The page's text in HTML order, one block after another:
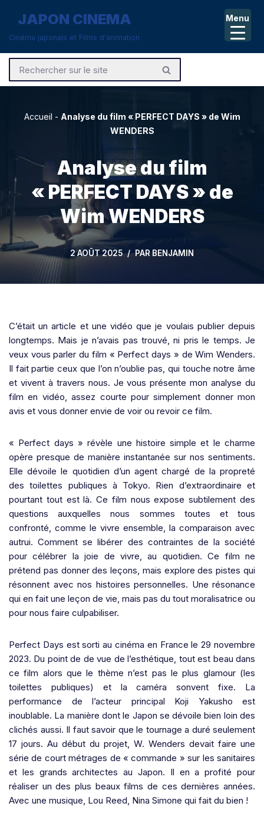
Aller
contenu
JAPON CINEMA
Cinéma japonais et Films d'animation
Accueil - Analyse du film « PERFECT DAYS » de Wim
WENDERS
Analyse du film
« PERFECT DAYS » de
Wim WENDERS
2 AOÛT 2025 PAR BENJAMIN
C’était un article et une vidéo que je voulais publier depuis
longtemps. Mais je n’avais pas trouvé, ni pris le temps. Je
veux vous parler du film « Perfect days » de Wim Wenders.
Il fait partie ceux que l’on n’oublie pas, qui touche notre âme
et vivent à travers nous. Je vous présente mon analyse du
film en vidéo, assez courte pour simplement donner mon
avis et vous donner envie de voir ou revoir ce film.
« Perfect days » révèle une histoire simple et le charme
opère presque de manière instantanée sur nos sentiments.
Elle dévoile le quotidien d’un agent chargé de la propreté
des toilettes publiques à Tokyo. Rien d’extraordinaire et
pourtant tout est là. Ce film nous expose subtilement des
questions auxquelles nous sommes toutes et tous
confronté, comme le vivre ensemble, la comparaison avec
autrui. Comment se libérer des contraintes de la société
pour célébrer la joie de vivre, au quotidien. Ce film ne
prétend pas donner des leçons, mais explore des pistes qui
résonnent avec nos histoires personnelles. Une résonance
qui en fait une leçon de vie, mais pas du tout moralisatrice ou
pour nous faire culpabiliser.
Perfect Days est sorti au cinéma en France le 29 novembre
2023. Du point de de vue de l’esthétique, tout est beau dans
ce film alors que le thème n’est pas le plus glamour (les
toilettes publiques) et la caméra sonvent fixe. La
performance de l’acteur principal Koji Yakusho est
inoublable. La manière dont le Japon se dévoile bien loin des
clichés aussi. Il faut savoir que le tournage a duré seulement
17 jours. Au début du projet, W. Wenders devait faire une
série de court métrages de « commande » sur les sanitaires
et les grands architectes au Japon. Il en a profité pour
réaliser un des plus beaux films de ces dernières années.
Avec une musique, Lou Reed, Nina Simone qui fait du bien !
Menu